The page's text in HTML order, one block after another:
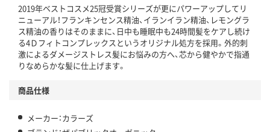
2019年ベストコスメ25冠受賞シリーズが更にパワーアップしてリ
ニューアル！フランキンセンス精油、イランイラン精油、レモングラ
ス精油の香りはそのままに、日中も睡眠中も24時間髪をケアし続け
る4Ｄフィトコンプレックスというオリジナル処方を採用。外的刺
激によるダメージストレス髪にお悩みの方へ、芯から健やかで指通
りなめらかな髪に仕上げます。
商品仕様
メーカー：カラーズ